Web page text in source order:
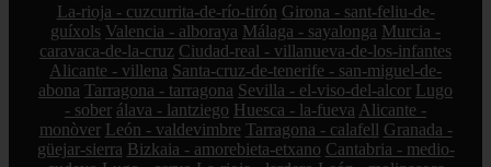
La-rioja - cuzcurrita-de-río-tirón Girona - sant-feliu-de-
guíxols Valencia - alboraya Málaga - sayalonga Murcia -
caravaca-de-la-cruz Ciudad-real - villanueva-de-los-infantes
Alicante - villena Santa-cruz-de-tenerife - san-miguel-de-
abona Tarragona - tarragona Sevilla - el-viso-del-alcor Lugo
- sober álava - lantziego Huesca - la-fueva Alicante -
monòver León - valdevimbre Tarragona - calafell Granada -
güejar-sierra Bizkaia - amorebieta-etxano Cantabria - medio-